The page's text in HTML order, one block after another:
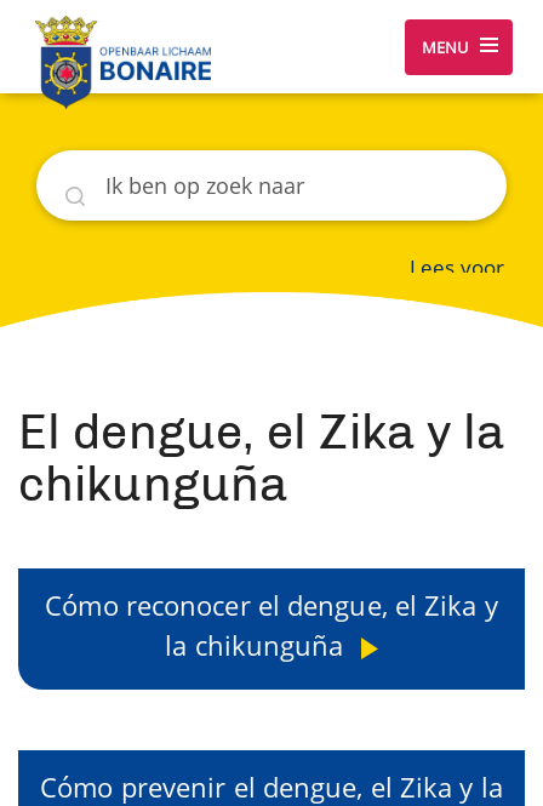
MENU
Zoeken
Lees voor
El dengue, el Zika y la
chikunguña
Cómo reconocer el dengue, el Zika y
la chikunguña
Cómo prevenir el dengue, el Zika y la